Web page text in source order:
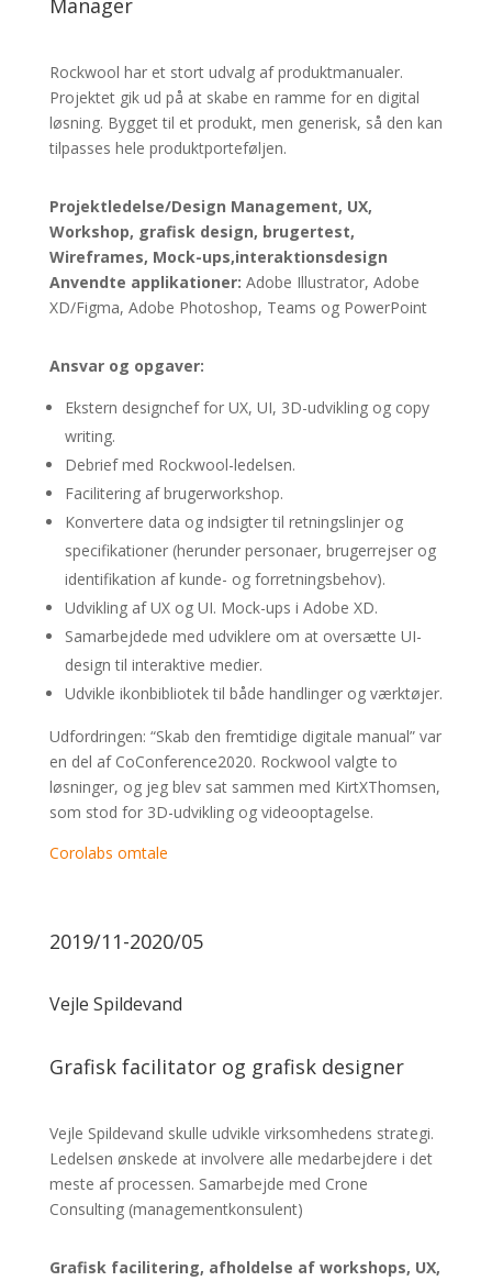
Manager
Rockwool har et stort udvalg af produktmanualer.
Projektet gik ud på at skabe en ramme for en digital
løsning. Bygget til et produkt, men generisk, så den kan
tilpasses hele produktporteføljen.
Projektledelse/Design Management, UX,
Workshop, grafisk design, brugertest,
Wireframes, Mock-ups,interaktionsdesign
Anvendte applikationer: Adobe Illustrator, Adobe
XD/Figma, Adobe Photoshop, Teams og PowerPoint
Ansvar og opgaver:
Ekstern designchef for UX, UI, 3D-udvikling og copy
writing.
Debrief med Rockwool-ledelsen.
Facilitering af brugerworkshop.
Konvertere data og indsigter til retningslinjer og
specifikationer (herunder personaer, brugerrejser og
identifikation af kunde- og forretningsbehov).
Udvikling af UX og UI. Mock-ups i Adobe XD.
Samarbejdede med udviklere om at oversætte UI-
design til interaktive medier.
Udvikle ikonbibliotek til både handlinger og værktøjer.
Udfordringen: “Skab den fremtidige digitale manual” var
en del af CoConference2020. Rockwool valgte to
løsninger, og jeg blev sat sammen med KirtXThomsen,
som stod for 3D-udvikling og videooptagelse.
Corolabs omtale
2019/11-2020/05
Vejle Spildevand
Grafisk facilitator og grafisk designer
Vejle Spildevand skulle udvikle virksomhedens strategi.
Ledelsen ønskede at involvere alle medarbejdere i det
meste af processen. Samarbejde med Crone
Consulting (managementkonsulent)
Grafisk facilitering, afholdelse af workshops, UX,